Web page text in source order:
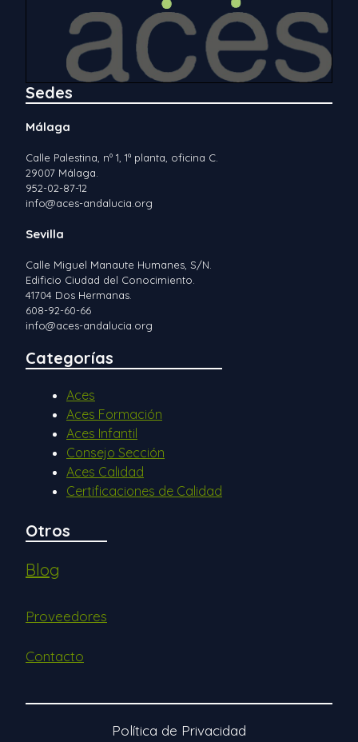
Sedes
Málaga
Calle Palestina, nº 1, 1ª planta, oficina C.
29007 Málaga.
952-02-87-12
info@aces-andalucia.org
Sevilla
Calle Miguel Manaute Humanes, S/N.
Edificio Ciudad del Conocimiento.
41704 Dos Hermanas.
608-92-60-66
info@aces-andalucia.org
Categorías
Aces
Aces Formación
Aces Infantil
Consejo Sección
Aces Calidad
Certificaciones de Calidad
Otros
Blog
Proveedores
Contacto
Política de Privacidad